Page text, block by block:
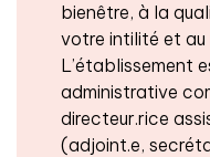
bienêtre, à la
votre intilité et au
L’établissement
administrative
directeur.rice
(adjoint.e,